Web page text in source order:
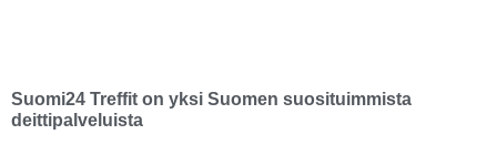
Suomi24 Treffit on yksi Suomen suosituimmista
deittipalveluista